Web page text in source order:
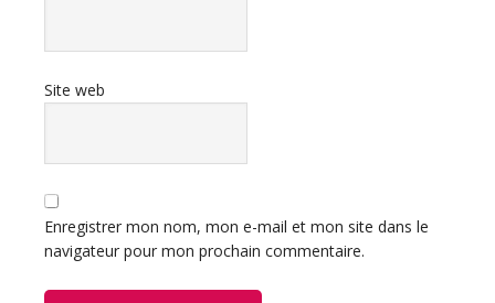
Site web
Enregistrer mon nom, mon e-mail et mon site dans le
navigateur pour mon prochain commentaire.